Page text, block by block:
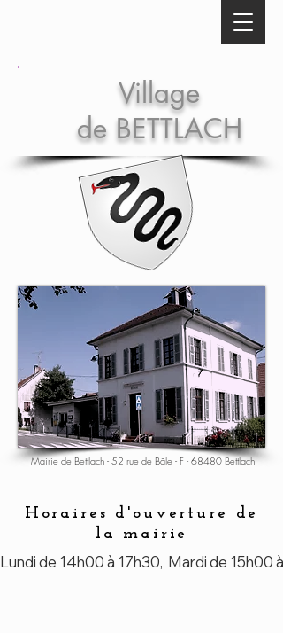
Village
de BETTLACH
Mairie de Bettlach - 52 rue de Bâle - F - 68480 Bettlach
Horaires d'ouverture de
la mairie
Lundi de 14h00 à 17h30,  Mardi de